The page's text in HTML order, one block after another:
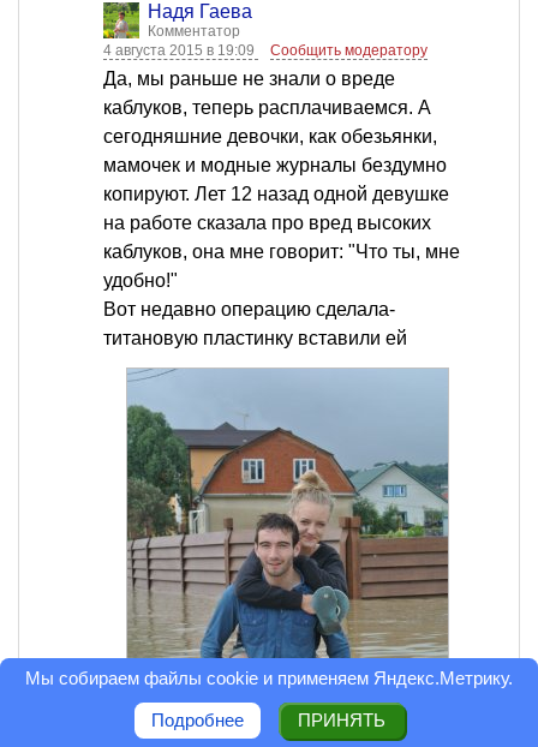
Надя Гаева
Комментатор
4 августа 2015 в 19:09
Сообщить модератору
Да, мы раньше не знали о вреде
каблуков, теперь расплачиваемся. А
сегодняшние девочки, как обезьянки,
мамочек и модные журналы бездумно
копируют. Лет 12 назад одной девушке
на работе сказала про вред высоких
каблуков, она мне говорит: "Что ты, мне
удобно!"
Вот недавно операцию сделала-
титановую пластинку вставили ей
Мы собираем файлы cookie и применяем Яндекс.Метрику.
Подробнее ПРИНЯТЬ